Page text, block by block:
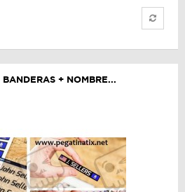
+ NOMBRE...